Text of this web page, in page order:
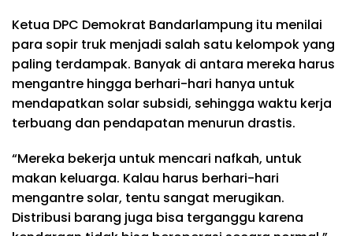
Ketua DPC Demokrat Bandarlampung itu menilai
para sopir truk menjadi salah satu kelompok yang
paling terdampak. Banyak di antara mereka harus
mengantre hingga berhari-hari hanya untuk
mendapatkan solar subsidi, sehingga waktu kerja
terbuang dan pendapatan menurun drastis.
“Mereka bekerja untuk mencari nafkah, untuk
makan keluarga. Kalau harus berhari-hari
mengantre solar, tentu sangat merugikan.
Distribusi barang juga bisa terganggu karena